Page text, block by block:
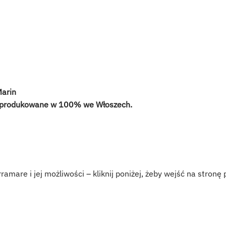
w 100% we Włoszech.
i jej możliwości – kliknij poniżej, żeby wejść na stronę